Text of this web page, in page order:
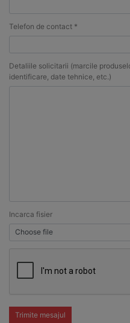
Telefon de contact *
Detaliile solicitarii (marcile
identificare, date tehnice, etc.)
Incarca fisier
Choose file
Trimite mesajul